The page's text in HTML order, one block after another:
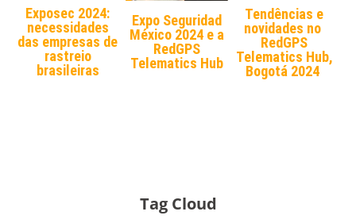
Exposec 2024:
necessidades
das empresas de
rastreio
brasileiras
Expo Seguridad
México 2024 e a
RedGPS
Telematics Hub
Tendências e
novidades no
RedGPS
Telematics Hub,
Bogotá 2024
Tag Cloud